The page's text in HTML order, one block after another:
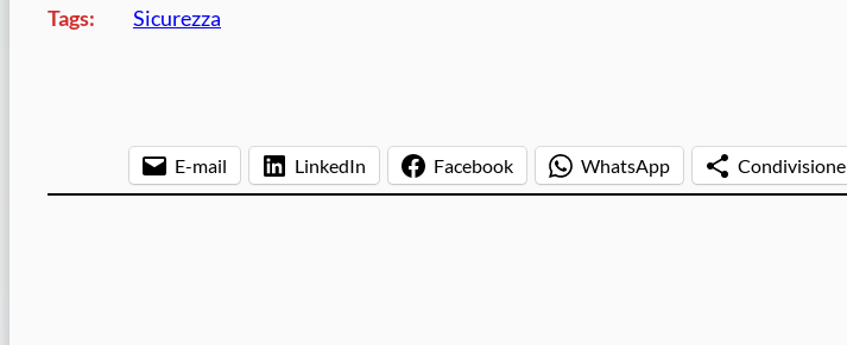
Tags: Sicurezza
E-mail LinkedIn Facebook WhatsApp Condivisione